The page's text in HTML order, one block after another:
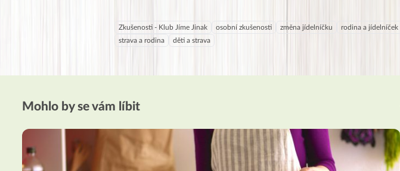
Zkušenosti - Klub Jíme Jinak osobní zkušenosti změna jídelníčku rodina a jídelníček
strava a rodina
děti a strava
Mohlo by se vám líbit